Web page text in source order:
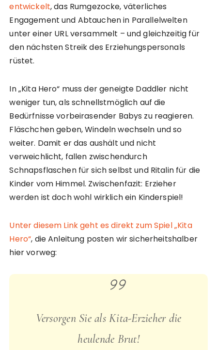
entwickelt, das Rumgezocke, väterliches
Engagement und Abtauchen in Parallelwelten
unter einer URL versammelt – und gleichzeitig für
den nächsten Streik des Erziehungspersonals
rüstet.
In „Kita Hero“ muss der geneigte Daddler nicht
weniger tun, als schnellstmöglich auf die
Bedürfnisse vorbeirasender Babys zu reagieren.
Fläschchen geben, Windeln wechseln und so
weiter. Damit er das aushält und nicht
verweichlicht, fallen zwischendurch
Schnapsflaschen für sich selbst und Ritalin für die
Kinder vom Himmel. Zwischenfazit: Erzieher
werden ist doch wohl wirklich ein Kinderspiel!
Unter diesem Link geht es direkt zum Spiel „Kita
Hero“, die Anleitung posten wir sicherheitshalber
hier vorweg:
Versorgen Sie als Kita-Erzieher die
heulende Brut!